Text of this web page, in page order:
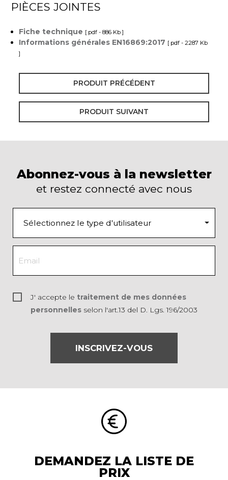
PIÈCES JOINTES
Fiche technique [ pdf - 886 Kb ]
Informations générales EN16869:2017 [ pdf - 2287 Kb
]
PRODUIT PRÉCÉDENT
PRODUIT SUIVANT
Abonnez-vous à la newsletter
et restez connecté avec nous
J' accepte le traitement de mes données
personnellesselon l'art.13 del D. Lgs. 196/2003
INSCRIVEZ-VOUS
DEMANDEZ LA LISTE DE
PRIX